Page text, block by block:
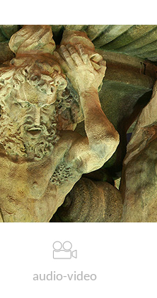
audio-video